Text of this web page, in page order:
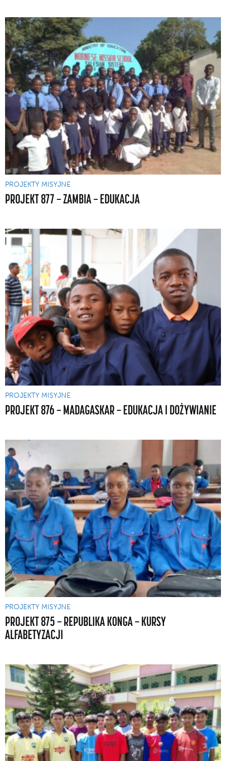
PROJEKTY MISYJNE
PROJEKT 877 — ZAMBIA — EDUKACJA
PROJEKTY MISYJNE
PROJEKT 876 — MADAGASKAR — EDUKACJA I DOŻYWIANIE
PROJEKTY MISYJNE
PROJEKT 875 — REPUBLIKA KONGA — KURSY
ALFABETYZACJI